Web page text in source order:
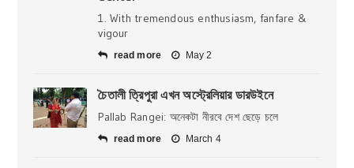
1. With tremendous enthusiasm, fanfare &
vigour
read more May 2
চৈতালী ত্রিপুরা এখন অস্ট্রেলিয়ার ডারউইনে
Pallab Rangei: অনেকটা নীরবে দেশ ছেড়ে চলে
read more March 4